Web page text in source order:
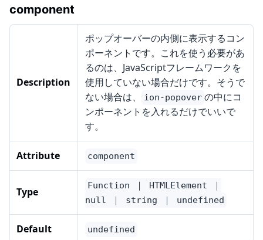
component
Description
ポップオーバーの内側に表示するコン
ポーネントです。これを使う必要があ
るのは、JavaScriptフレームワークを
使用していない場合だけです。そうで
ない場合は、
ion-popover の中にコ
ンポーネントを入れるだけでいいで
す。
Attribute component
Type
Function ｜ HTMLElement ｜
null ｜ string ｜ undefined
Default undefined